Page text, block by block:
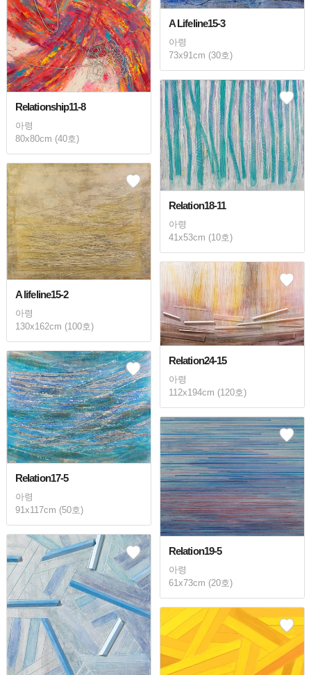
A Lifeline15-3
아령
73x91cm (30호)
Relationship11-8
아령
80x80cm (40호)
Relation18-11
아령
41x53cm (10호)
A lifeline15-2
아령
130x162cm (100호)
Relation24-15
아령
112x194cm (120호)
Relation17-5
아령
91x117cm (50호)
Relation19-5
아령
61x73cm (20호)